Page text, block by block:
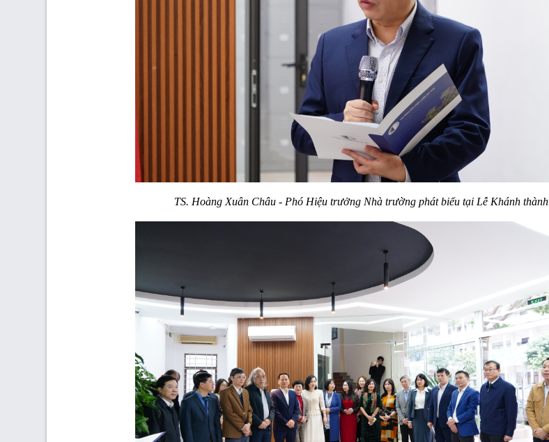
TS. Hoàng Xuân Châu - Phó Hiệu trưởng Nhà trường phát biểutại Lễ Khánh thành